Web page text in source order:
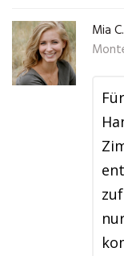
Mia C.